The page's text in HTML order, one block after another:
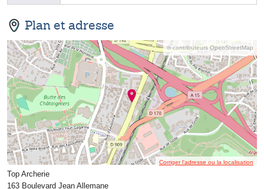
Plan et adresse
© contributeurs OpenStreetMap
Corriger l’adresse ou la localisation
Top Archerie
163 Boulevard Jean Allemane